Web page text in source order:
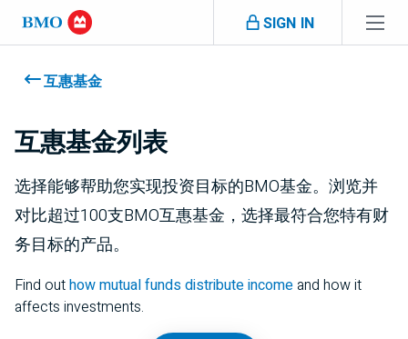
Skip navigation
SIGN IN
skipped互惠基金
互惠基金列表
选择能够帮助您实现投资目标的BMO基金。浏览并
对比超过100支BMO互惠基金，选择最符合您特有财
务目标的产品。
Find outhow mutual funds distribute income and how it
affects investments.